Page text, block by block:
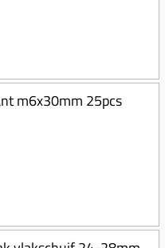
m6x30mm 25pcs